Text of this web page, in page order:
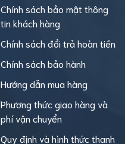
Chính sách bảo mật thông
tin khách hàng
Chính sách đổi trả hoàn tiền
Chính sách bảo hành
Hướng dẫn mua hàng
Phương thức giao hàng và
phí vận chuyển
Quy định và hình thức thanh